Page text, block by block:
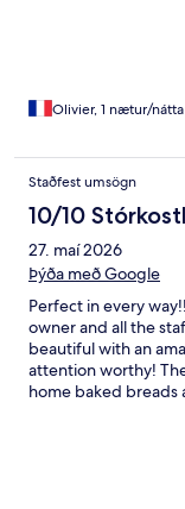
Olivier, 1 nætur/
Staðfest umsögn
10/10
27. maí 2026
Þýða með Google
Perfect in every
owner and all the
beautiful with an
attention worthy!
home baked breads